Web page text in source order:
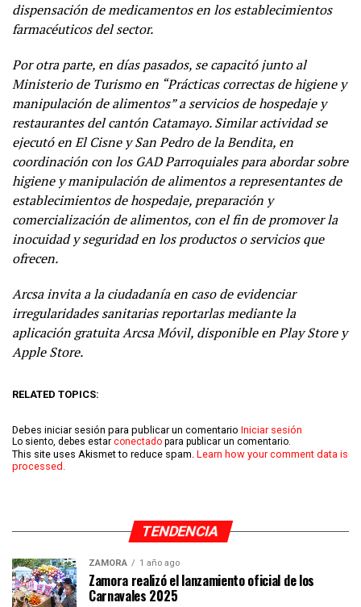
dispensación de medicamentos en los establecimientos
farmacéuticos del sector.
Por otra parte, en días pasados, se capacitó junto al
Ministerio de Turismo en “Prácticas correctas de higiene y
manipulación de alimentos” a servicios de hospedaje y
restaurantes del cantón Catamayo. Similar actividad se
ejecutó en El Cisne y San Pedro de la Bendita, en
coordinación con los GAD Parroquiales para abordar sobre
higiene y manipulación de alimentos a representantes de
establecimientos de hospedaje, preparación y
comercialización de alimentos, con el fin de promover la
inocuidad y seguridad en los productos o servicios que
ofrecen.
Arcsa invita a la ciudadanía en caso de evidenciar
irregularidades sanitarias reportarlas mediante la
aplicación gratuita Arcsa Móvil, disponible en Play Store y
Apple Store.
RELATED TOPICS:
Debes iniciar sesión para publicar un comentario Iniciar sesión
Lo siento, debes estar conectado para publicar un comentario.
This site uses Akismet to reduce spam. Learn how your comment data is
processed.
TENDENCIA
ZAMORA 1 año ago
Zamora realizó el lanzamiento oficial de los
Carnavales 2025